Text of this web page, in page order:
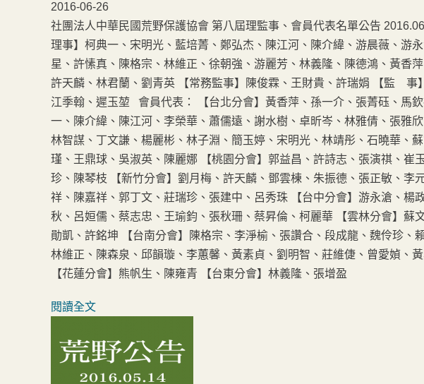
2016-06-26
社團法人中華民國荒野保護協會 第八屆理監事、會員代表名單公告
理事】柯典一、宋明光、藍培菁、鄭弘杰、陳江河、陳介緯、游晨薇、游
星、許愫真、陳格宗、林維正、徐朝強、游麗芳、林義隆、陳德鴻、黃香
許天麟、林君蘭、劉青英 【常務監事】陳俊霖、王財貴、許瑞娟 【監 事
江季翰、遲玉堃 會員代表： 【台北分會】黃香萍、孫一介、張菁砡、馬
一、陳介緯、陳江河、李榮華、蕭儒遠、謝水樹、卓昕岑、林雅倩、張雅
林智謀、丁文謙、楊麗彬、林子淵、簡玉婷、宋明光、林靖彤、石曉華、
瑾、王鼎球、吳淑英、陳麗娜 【桃園分會】郭益昌、許詩志、張演祺、崔
珍、陳琴枝 【新竹分會】劉月梅、許天麟、鄧雲棟、朱振德、張正敏、李
祥、陳嘉祥、郭丁文、莊瑞珍、張建中、呂秀珠 【台中分會】游永滄、楊
秋、呂姮儒、蔡志忠、王瑜鈞、張秋珊、蔡昇倫、柯麗華 【雲林分會】蘇
勛凱、許銘坤 【台南分會】陳格宗、李淨榆、張讚合、段成龍、魏伶珍、
林維正、陳森泉、邱韻璇、李蕙馨、黃素貞、劉明智、莊維倢、曾愛媜、
【花蓮分會】熊帆生、陳雍青 【台東分會】林義隆、張增盈
閱讀全文